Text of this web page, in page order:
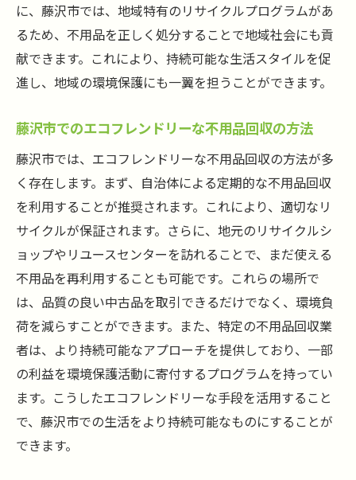
に、藤沢市では、地域特有のリサイクルプログラムがあ
るため、不用品を正しく処分することで地域社会にも貢
献できます。これにより、持続可能な生活スタイルを促
進し、地域の環境保護にも一翼を担うことができます。
藤沢市でのエコフレンドリーな不用品回収の方法
藤沢市では、エコフレンドリーな不用品回収の方法が多
く存在します。まず、自治体による定期的な不用品回収
を利用することが推奨されます。これにより、適切なリ
サイクルが保証されます。さらに、地元のリサイクルシ
ョップやリユースセンターを訪れることで、まだ使える
不用品を再利用することも可能です。これらの場所で
は、品質の良い中古品を取引できるだけでなく、環境負
荷を減らすことができます。また、特定の不用品回収業
者は、より持続可能なアプローチを提供しており、一部
の利益を環境保護活動に寄付するプログラムを持ってい
ます。こうしたエコフレンドリーな手段を活用すること
で、藤沢市での生活をより持続可能なものにすることが
できます。